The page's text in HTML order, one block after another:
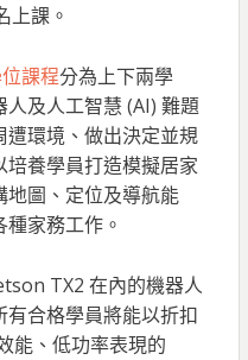
上課。
課程分為上下兩學
及人工智慧 (AI) 難題
環境、做出決定並規
養學員打造模擬居家
地圖、定位及導航能
家務工作。
TX2 在內的機器人
合格學員將能以折扣
能、低功率表現的